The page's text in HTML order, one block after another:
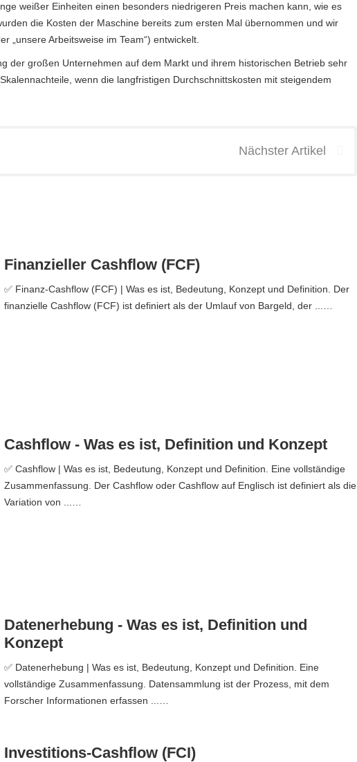
weißer Einheiten einen besonders niedrigeren Preis machen kann, wie es
die Kosten der Maschine bereits zum ersten Mal übernommen und wir
„unsere Arbeitsweise im Team“) entwickelt.
der großen Unternehmen auf dem Markt und ihrem historischen Betrieb sehr
wenn die langfristigen Durchschnittskosten mit steigendem
Nächster Artikel
Finanzieller Cashflow (FCF)
✅ Finanz-Cashflow (FCF) | Was es ist, Bedeutung, Konzept und Definition. Der
finanzielle Cashflow (FCF) ist definiert als der Umlauf von Bargeld, der ...…
Cashflow - Was es ist, Definition und Konzept
✅ Cashflow | Was es ist, Bedeutung, Konzept und Definition. Eine vollständige
Zusammenfassung. Der Cashflow oder Cashflow auf Englisch ist definiert als die
Variation von ...…
Datenerhebung - Was es ist, Definition und
Konzept
✅ Datenerhebung | Was es ist, Bedeutung, Konzept und Definition. Eine
vollständige Zusammenfassung. Datensammlung ist der Prozess, mit dem
Forscher Informationen erfassen ...…
Investitions-Cashflow (FCI)